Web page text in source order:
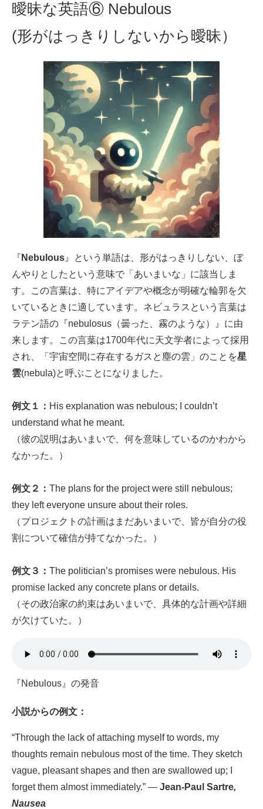
曖昧な英語⑥ Nebulous
(形がはっきりしないから曖昧）
『 Nebulous 』という単語は、形がはっきりしない、ぼ
んやりとしたという意味で「あいまいな」に該当しま
す。この言葉は、特にアイデアや概念が明確な輪郭を欠
いているときに適しています。ネビュラスという言葉は
ラテン語の『nebulosus（曇った、霧のような）』に由
来します。この言葉は1700年代に天文学者によって採用
され、「宇宙空間に存在するガスと塵の雲」のことを星
雲(nebula)と呼ぶことになりました。
例文１： His explanation was nebulous; I couldn’t
understand what he meant.
（彼の説明はあいまいで、何を意味しているのかわから
なかった。）
例文２： The plans for the project were still nebulous;
they left everyone unsure about their roles.
（プロジェクトの計画はまだあいまいで、皆が自分の役
割について確信が持てなかった。）
例文３： The politician’s promises were nebulous. His
promise lacked any concrete plans or details.
（その政治家の約束はあいまいで、具体的な計画や詳細
が欠けていた。）
『Nebulous』の発音
小説からの例文：
“Through the lack of attaching myself to words, my
thoughts remain nebulous most of the time. They sketch
vague, pleasant shapes and then are swallowed up; I
forget them almost immediately.” — Jean-Paul Sartre,
Nausea